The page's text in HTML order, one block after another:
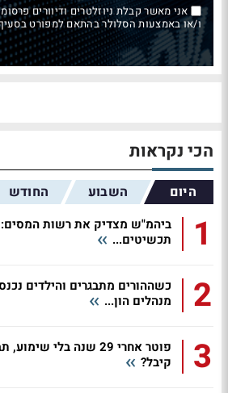
אני מאשר קבלת ניוזלטרים ודיוורים
ו/או באמצעות הסלולר בהתאם למפורט בסעיף 10 בתנאי
הכי נקראות
היום השבוע החודש
1
ביהמ"ש מצדיק את רשות המסים:
תכשיטים...
2
כשההורים מתבגרים והילדים
מנהלים הון...
3
קיבל?